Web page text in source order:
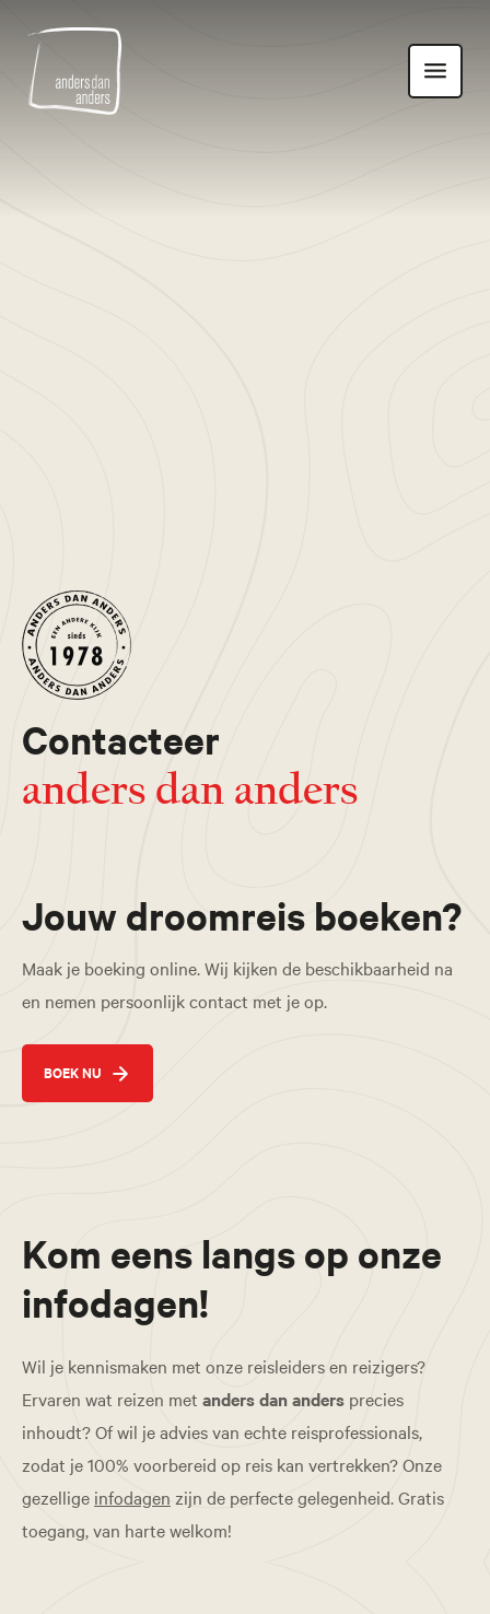
Anders
dan
Anders
Toon
navigatie
Contacteer
anders dan anders
Jouw droomreis boeken?
Maak je boeking online. Wij kijken de beschikbaarheid na
en nemen persoonlijk contact met je op.
BOEK NU
Kom eens langs op onze
infodagen!
Wil je kennismaken met onze reisleiders en reizigers?
Ervaren wat reizen met anders dan anders precies
inhoudt? Of wil je advies van echte reisprofessionals,
zodat je 100% voorbereid op reis kan vertrekken? Onze
gezellige infodagen zijn de perfecte gelegenheid. Gratis
toegang, van harte welkom!